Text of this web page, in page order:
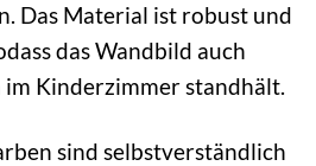
Das Material ist robust und
das Wandbild auch
Kinderzimmer standhält.
sind selbstverständlich